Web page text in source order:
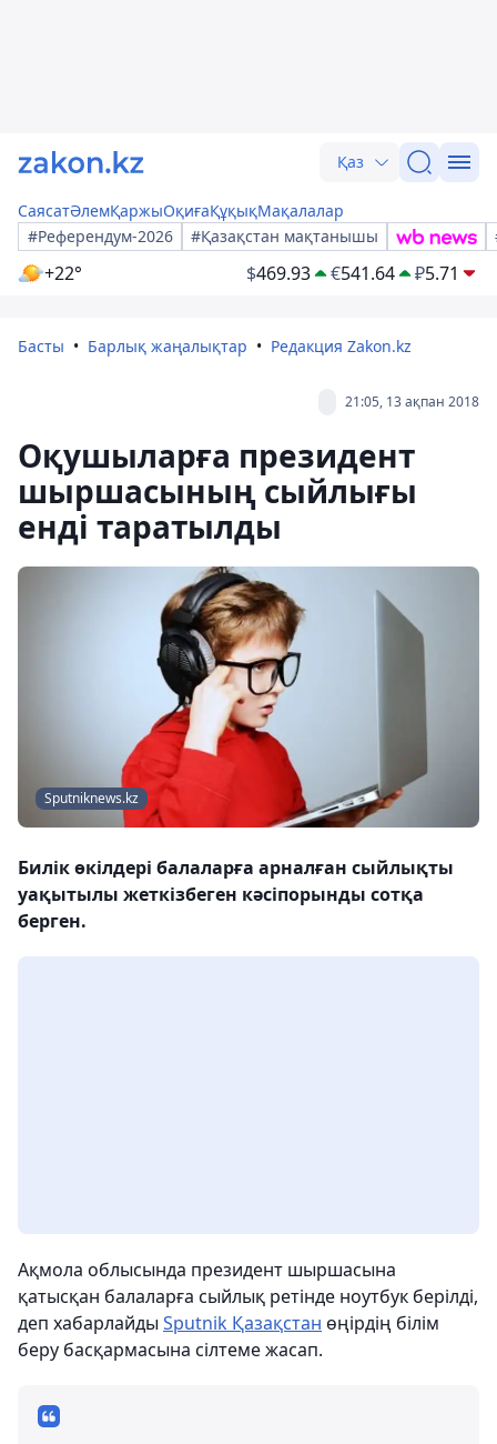
Қаз
СаясатӘлемҚаржыОқиғаҚұқықМақалалар
#Референдум-2026
#Қазақстан мақтанышы
+22° $469.93 €541.64 ₽5.71
Басты Барлық жаңалықтар Редакция Zakon.kz
21:05, 13 ақпан 2018
Оқушыларға президент
шыршасының сыйлығы
енді таратылды
Sputniknews.kz
Билік өкілдері балаларға арналған сыйлықты
уақытылы жеткізбеген кәсіпорынды сотқа
берген.
Ақмола облысында президент шыршасына
қатысқан балаларға сыйлық ретінде ноутбук берілді,
деп хабарлайды Sputnik Қазақстан өңірдің білім
беру басқармасына сілтеме жасап.